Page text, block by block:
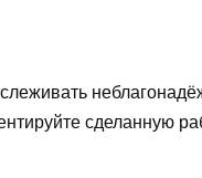
сделанную